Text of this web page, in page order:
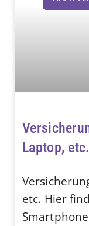
Laptop, etc.
etc. Hier